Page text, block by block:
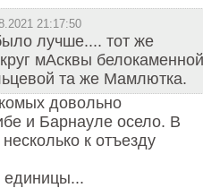
21:17:50
лучше.... тот же
мАсквы
та же Мамлютка.
довольно
и Барнауле осело. В
к отъезду
единицы...